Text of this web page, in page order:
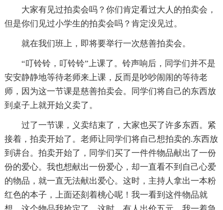
大家有见过拍卖会吗？你们肯定看过大人的拍卖会，
但是你们见过小学生的拍卖会吗？肯定没见过。
就在我们班上，即将要举行一次慈善拍卖会。
“叮铃铃，叮铃铃”上课了。铃声响后，同学们并不是
安安静静地等待老师来上课，反而是吵吵闹闹的等待老
师，因为这一节课是慈善拍卖会。同学们将自己的东西放
到桌子上就开始义卖了。
过了一节课，义卖结束了，大家也买了许多东西。紧
接着，拍卖开始了。老师让同学们将自己想拍卖的.东西放
到讲台。拍卖开始了，同学们买了一件件物品献出了一份
份的爱心。我也想献出一份爱心，却一直看不到自己心爱
的物品，就一直无法献出爱心。这时，主持人拿出一本粉
红色的本子，上面还刻着桃心呢！我一看到这件物品就